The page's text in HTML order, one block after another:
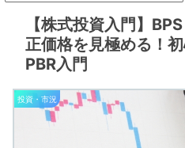
【株式投資入門】
正価格を見極める！
PBR入門
投資・市況